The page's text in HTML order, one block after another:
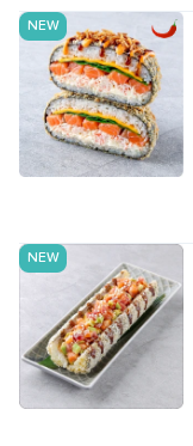
NEW
NEW